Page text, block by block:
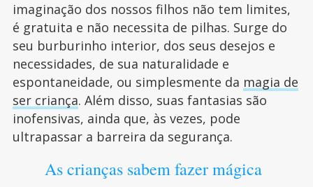
imaginação dos nossos filhos não tem limites,
é gratuita e não necessita de pilhas. Surge do
seu burburinho interior, dos seus desejos e
necessidades, de sua naturalidade e
espontaneidade, ou simplesmente da magia de
ser criança. Além disso, suas fantasias são
inofensivas, ainda que, às vezes, pode
ultrapassar a barreira da segurança.
As crianças sabem fazer mágica